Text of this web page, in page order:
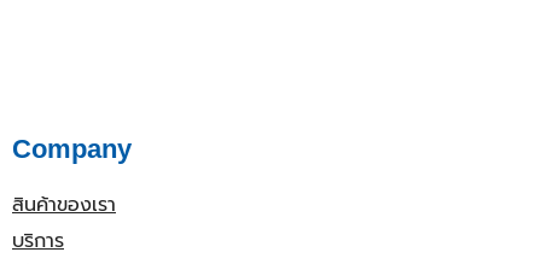
Company
สินค้าของเรา
บริการ